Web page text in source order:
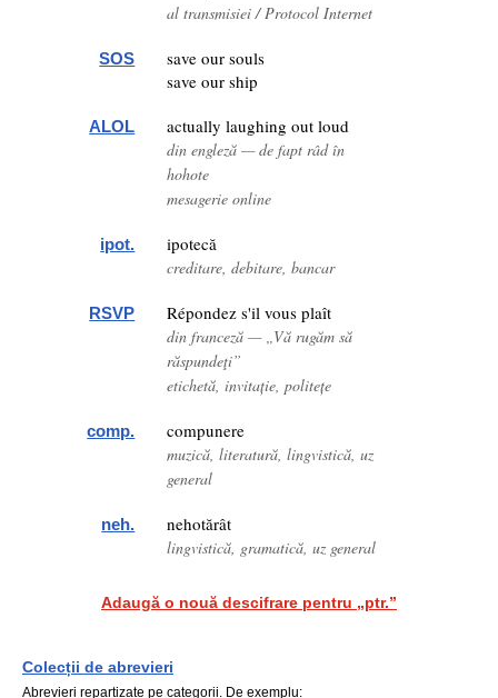
al transmisiei / Protocol Internet
SOS
save our souls
save our ship
ALOL actually laughing out loud
din engleză — de fapt râd în
hohote
mesagerie online
ipot. ipotecă
creditare, debitare, bancar
RSVP Répondez s'il vous plaît
din franceză — „Vă rugăm să
răspundeţi”
etichetă, invitație, politețe
comp. compunere
muzică, literatură, lingvistică, uz
general
neh. nehotărât
lingvistică, gramatică, uz general
Adaugă o nouă descifrare pentru „ptr.”
Colecții de abrevieri
Abrevieri repartizate pe categorii. De exemplu: